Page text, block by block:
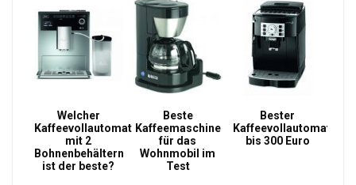
Welcher
Kaffeevollautomat
mit 2
Bohnenbehältern
ist der beste?
Beste
Kaffeemaschine
für das
Wohnmobil im
Test
Bester
Kaffeevollautomat
bis 300 Euro